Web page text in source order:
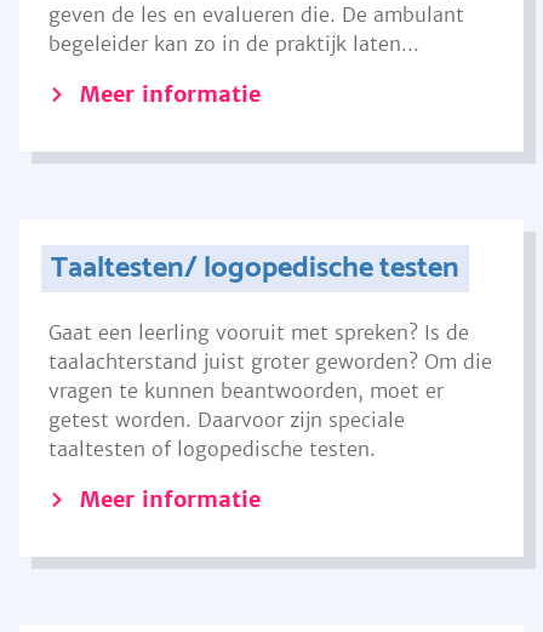
geven de les en evalueren die. De ambulant
begeleider kan zo in de praktijk laten...
Meer informatie
Taaltesten/ logopedische testen
Gaat een leerling vooruit met spreken? Is de
taalachterstand juist groter geworden? Om die
vragen te kunnen beantwoorden, moet er
getest worden. Daarvoor zijn speciale
taaltesten of logopedische testen.
Meer informatie